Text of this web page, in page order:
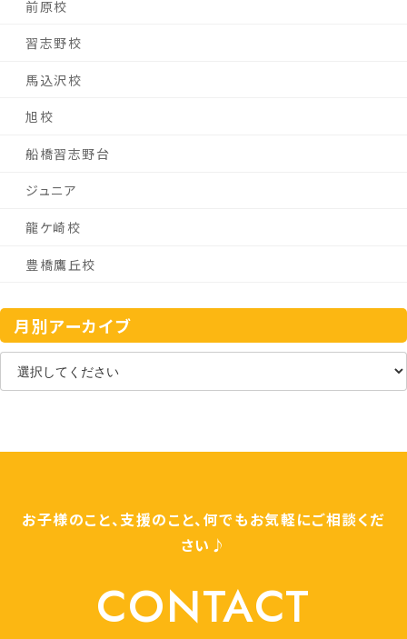
前原校
習志野校
馬込沢校
旭校
船橋習志野台
ジュニア
龍ケ崎校
豊橋鷹丘校
月別アーカイブ
お子様のこと、支援のこと、何でもお気軽にご相談くだ
さい♪
CONTACT